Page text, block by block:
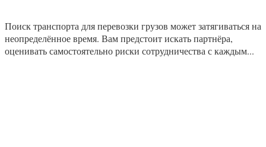
Поиск транспорта для перевозки грузов может затягиваться на
неопределённое время. Вам предстоит искать партнёра,
оценивать самостоятельно риски сотрудничества с каждым...